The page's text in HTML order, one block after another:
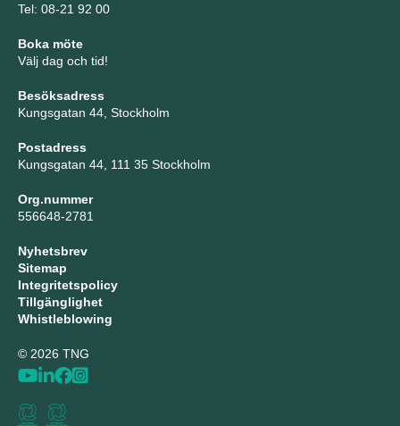
Tel: 08-21 92 00
Boka möte
Välj dag och tid!
Besöksadress
Kungsgatan 44, Stockholm
Postadress
Kungsgatan 44, 111 35 Stockholm
Org.nummer
556648-2781
Nyhetsbrev
Sitemap
Integritetspolicy
Tillgänglighet
Whistleblowing
© 2026 TNG